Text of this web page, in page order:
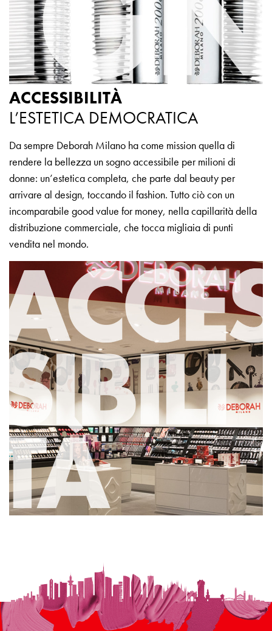
ACCESSIBILITÀ
L’ESTETICA DEMOCRATICA
Da sempre Deborah Milano ha come mission quella di
rendere la bellezza un sogno accessibile per milioni di
donne: un’estetica completa, che parte dal beauty per
arrivare al design, toccando il fashion. Tutto ciò con un
incomparabile good value for money, nella capillarità della
distribuzione commerciale, che tocca migliaia di punti
vendita nel mondo.